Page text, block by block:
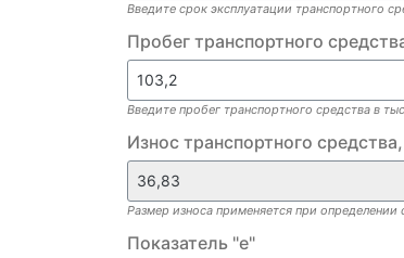
Введите срок эксплуатации транспортного
Пробег транспортного
Введите пробег транспортного средства в
Износ транспортного средства,
Размер износа применяется при
Показатель "е"